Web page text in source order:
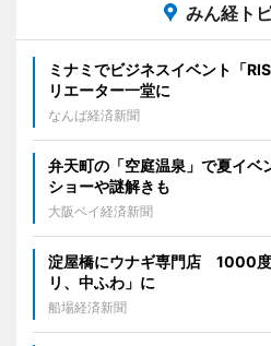
みん経ト
ミナミでビジネスイベント「
リエーター一堂に
なんば経済新聞
弁天町の「空庭温泉」で夏イ
ショーや謎解きも
大阪ベイ経済新聞
淀屋橋にウナギ専門店 1000度
リ、中ふわ」に
船場経済新聞